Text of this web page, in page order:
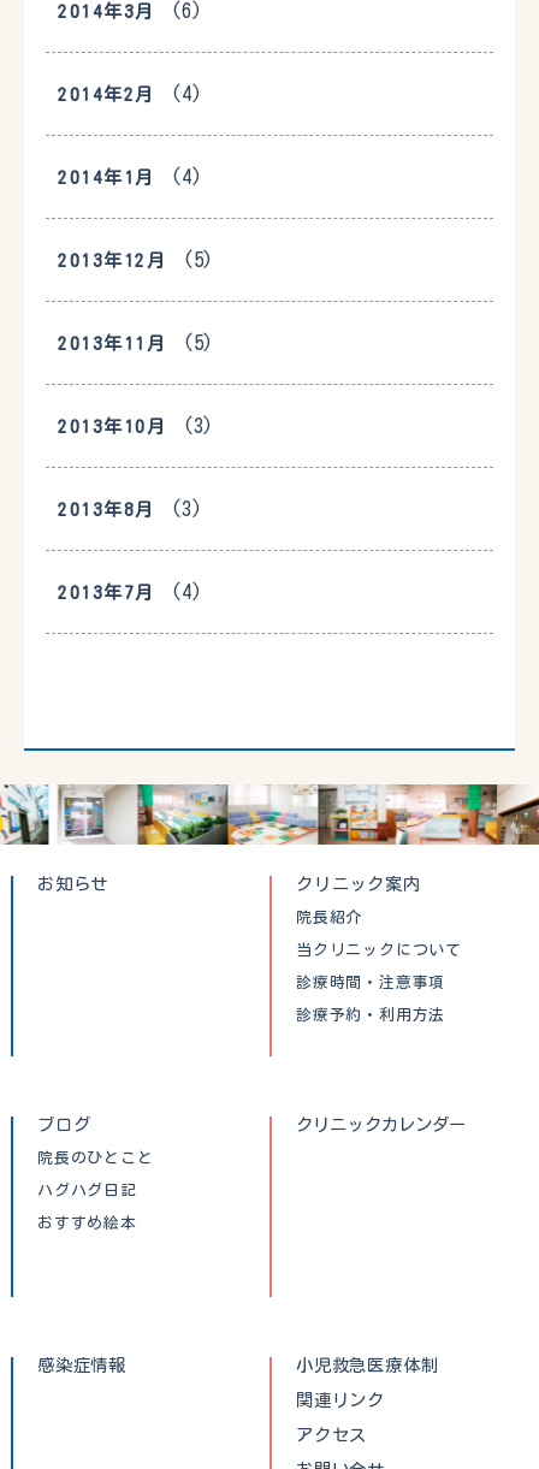
2014年3月 (6)
2014年2月 (4)
2014年1月 (4)
2013年12月 (5)
2013年11月 (5)
2013年10月 (3)
2013年8月 (3)
2013年7月 (4)
お知らせ クリニック案内
院長紹介
当クリニックについて
診療時間・注意事項
診療予約・利用方法
ブログ
院長のひとこと
ハグハグ日記
おすすめ絵本
クリニックカレンダー
感染症情報
小児救急医療体制
関連リンク
アクセス